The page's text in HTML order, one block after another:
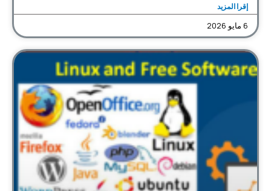
إقرا المزيد
6 مايو 2026